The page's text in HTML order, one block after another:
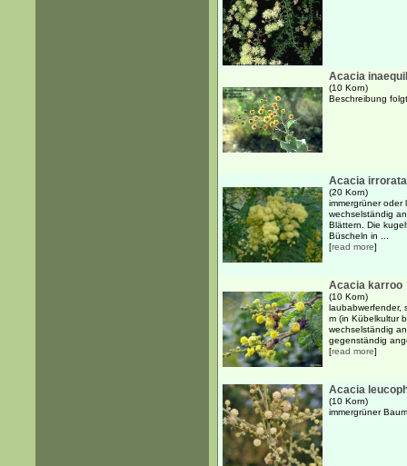
Acacia
(10 Korn)
Beschreibung
Acacia irrorata
(20 Korn)
immergrüner oder
wechselständig
Blättern. Die
Büscheln in ...
[read more]
Acacia karroo
(10 Korn)
laubabwerfender,
m (in Kübelkultur
wechselständig
gegenständig
[read more]
Acacia
(10 Korn)
immergrüner